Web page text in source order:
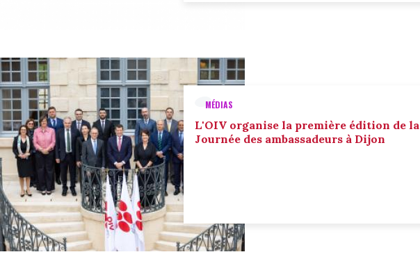
MÉDIAS
L'OIV organise la première édition de la
Journée des ambassadeurs à Dijon